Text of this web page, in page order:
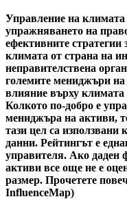
Управление на климата
упражняването на
ефективните стратегии
климата от страна на
неправителствена
големите мениджъри
влияние върху
Колкото по-добро е
мениджъра на активи,
тази цел са
данни. Рейтингът е
управителя. Ако даден
активи все още не е
размер. Прочетете
InfluenceMap)